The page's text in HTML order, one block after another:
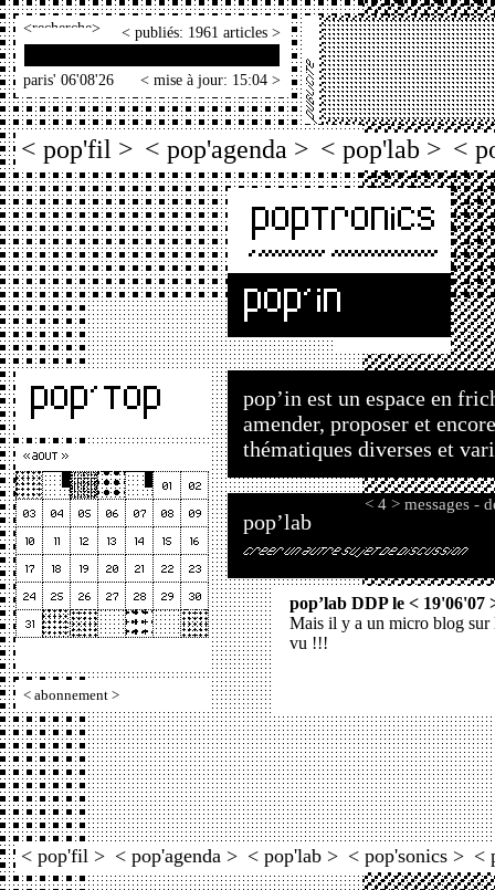
< > < publiés: 1961 articles >
paris' 06'08'26 < mise à jour: 15:04 >
< pop'fil > < pop'agenda > < pop'lab > <
< abonnement >
pop’in est un espace en
amender, proposer et
thématiques diverses et
< 4 > messages -
pop’lab
pop’lab DDP le < 19'06'07
Mais il y a un micro blog sur
vu !!!
< pop'fil > < pop'agenda > < pop'lab > < pop'sonics > <